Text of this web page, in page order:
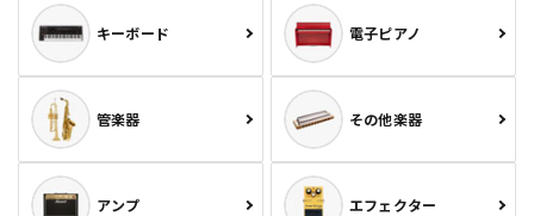
キーボード 電子ピアノ
管楽器 その他楽器
アンプ エフェクター